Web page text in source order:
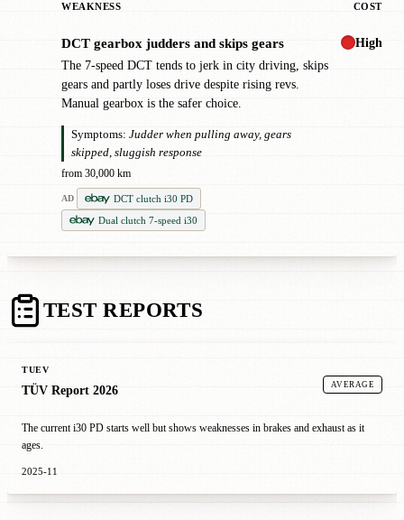
WEAKNESS COST
DCT gearbox judders and skips gears
The 7-speed DCT tends to jerk in city driving, skips
gears and partly loses drive despite rising revs.
Manual gearbox is the safer choice.
Symptoms: Judder when pulling away, gears
skipped, sluggish response
from 30,000 km
AD
DCT clutch i30 PD
Dual clutch 7-speed i30
High
TEST REPORTS
TUEV
TÜV Report 2026 AVERAGE
The current i30 PD starts well but shows weaknesses in brakes and exhaust as it
ages.
2025-11